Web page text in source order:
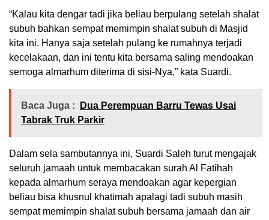
“Kalau kita dengar tadi jika beliau berpulang setelah shalat
subuh bahkan sempat memimpin shalat subuh di Masjid
kita ini. Hanya saja setelah pulang ke rumahnya terjadi
kecelakaan, dan ini tentu kita bersama saling mendoakan
semoga almarhum diterima di sisi-Nya,” kata Suardi.
Baca Juga :
Dua Perempuan Barru Tewas Usai
Tabrak Truk Parkir
Dalam sela sambutannya ini, Suardi Saleh turut mengajak
seluruh jamaah untuk membacakan surah Al Fatihah
kepada almarhum seraya mendoakan agar kepergian
beliau bisa khusnul khatimah apalagi tadi subuh masih
sempat memimpin shalat subuh bersama jamaah dan air